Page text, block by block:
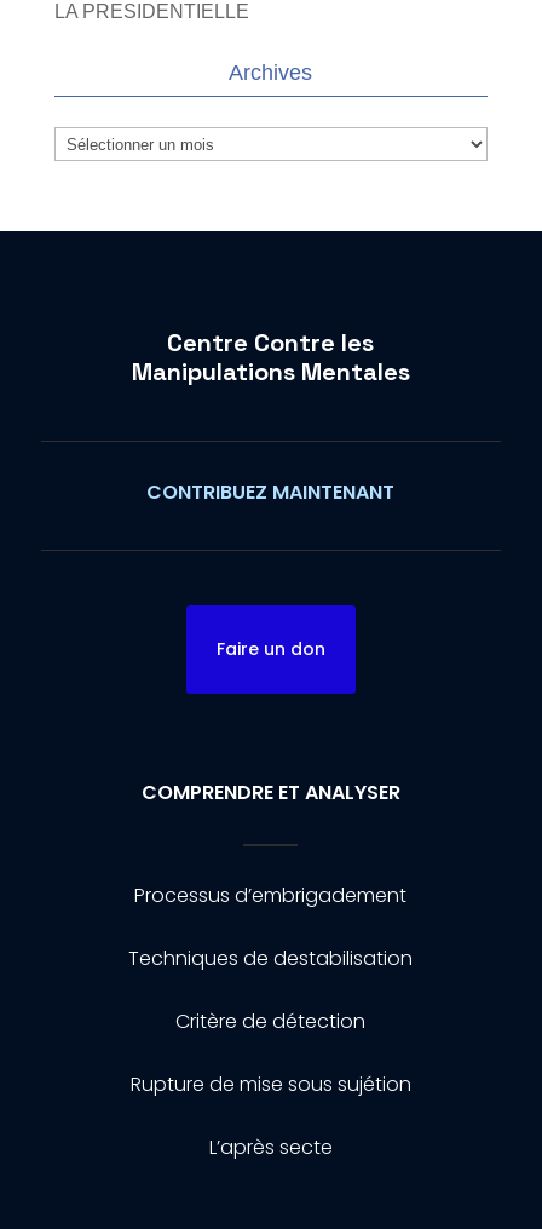
LA PRESIDENTIELLE
Archives
Archives
Centre Contre les
Manipulations Mentales
CONTRIBUEZ MAINTENANT
Faire un don
COMPRENDRE ET ANALYSER
Processus d’embrigadement
Techniques de destabilisation
Critère de détection
Rupture de mise sous sujétion
L’après secte